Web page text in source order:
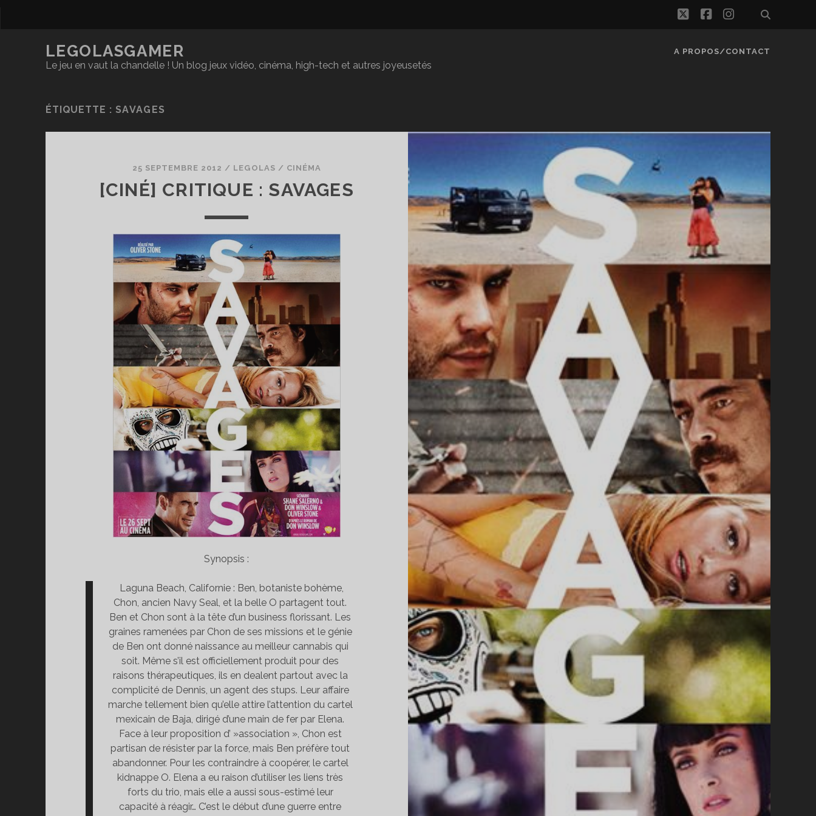
twitterfacebook
instagram
LEGOLASGAMER
Le jeu en vaut la chandelle ! Un blog jeux vidéo, cinéma, high-tech et autres joyeusetés
A PROPOS/CONTACT
ÉTIQUETTE :SAVAGES
25 SEPTEMBRE 2012 / LEGOLAS / CINÉMA
[CINÉ] CRITIQUE : SAVAGES
Synopsis :
Laguna Beach, Californie : Ben, botaniste bohème,
Chon, ancien Navy Seal, et la belle O partagent tout.
Ben et Chon sont à la tête d’un business florissant. Les
graines ramenées par Chon de ses missions et le génie
de Ben ont donné naissance au meilleur cannabis qui
soit. Même s’il est officiellement produit pour des
raisons thérapeutiques, ils en dealent partout avec la
complicité de Dennis, un agent des stups. Leur affaire
marche tellement bien qu’elle attire l’attention du cartel
mexicain de Baja, dirigé d’une main de fer par Elena.
Face à leur proposition d’ »association », Chon est
partisan de résister par la force, mais Ben préfère tout
abandonner. Pour les contraindre à coopérer, le cartel
kidnappe O. Elena a eu raison d’utiliser les liens très
forts du trio, mais elle a aussi sous-estimé leur
capacité à réagir… C’est le début d’une guerre entre